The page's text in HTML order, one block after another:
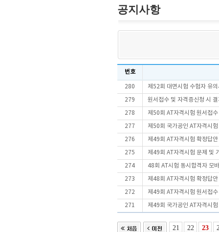
공지사항
번호
280 제52회 대면시험 수험자 유
279 원서접수 및 자격증신청 시
278 제50회 AT자격시험 원서접
277 제50회 국가공인 AT자격시
276 제49회 AT자격시험 확정답
275 제49회 AT자격시험 문제 및
274 48회 AT시험 동시합격자 모
273 제48회 AT자격시험 확정답
272 제49회 AT자격시험 원서접
271 제49회 국가공인 AT자격시
21 22 23